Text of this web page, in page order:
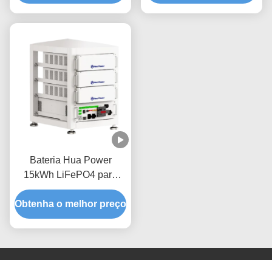
Bateria Hua Power
15kWh LiFePO4 para
armazenamento de
energia doméstica
Obtenha o melhor preço